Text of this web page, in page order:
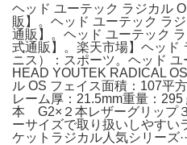
ヘッド ユーテック ラジカル
販】。ヘッド ユーテック ラ
通販】。ヘッド ユーテック
式通販】。楽天市場】ヘッド
ニス）：スポーツ。ヘッド
HEAD YOUTEK RADICAL
ル OS フェイス面積：107平
レーム厚：21.5mm重量：295
本 G2×２本レザーグリップ
ーサイズで取り扱いしやすい
ケットラジカル人気シリーズ